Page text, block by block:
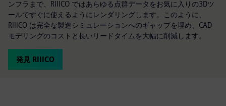
ンフラまで、RIIICO ではあらゆる点群データをお気に入りの3Dツ
ールですぐに使えるようにレンダリングします。このように、
RIIICO は完全な製造シミュレーションへのギャップを埋め、CAD
モデリングのコストと長いリードタイムを大幅に削減します。
発見 RIIICO